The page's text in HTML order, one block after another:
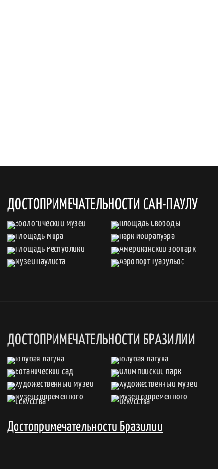
ДОСТОПРИМЕЧАТЕЛЬНОСТИ САН-ПАУЛУ
ДОСТОПРИМЕЧАТЕЛЬНОСТИ БРАЗИЛИИ
Достопримечательности Бразилии